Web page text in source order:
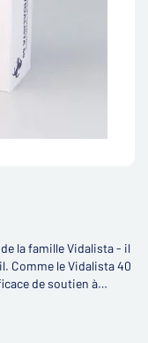
la famille Vidalista - il
Comme le Vidalista 40
de soutien à